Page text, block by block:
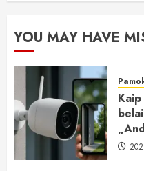
YOU MAY HAVE